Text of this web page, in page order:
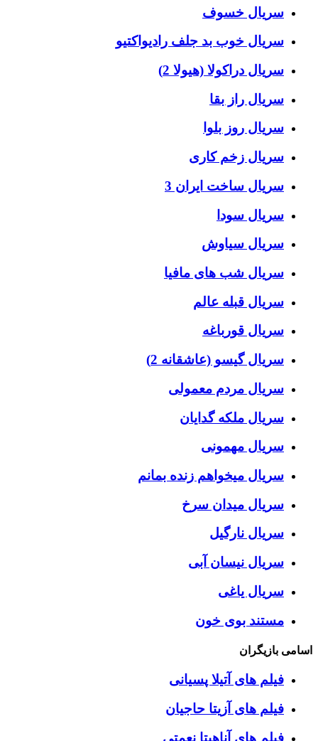
سریال خسوف
سریال خوب بد جلف رادیواکتیو
سریال دراکولا (هیولا 2)
سریال راز بقا
سریال روز بلوا
سریال زخم کاری
سریال ساخت ایران 3
سریال سودا
سریال سیاوش
سریال شب های مافیا
سریال قبله عالم
سریال قورباغه
سریال گیسو (عاشقانه 2)
سریال مردم معمولی
سریال ملکه گدایان
سریال مهمونی
سریال میخواهم زنده بمانم
سریال میدان سرخ
سریال نارگیل
سریال نیسان آبی
سریال یاغی
مستند بوی خون
اسامی بازیگران
فیلم های آتیلا پسیانی
فیلم های آزیتا حاجیان
فیلم های آناهیتا نعمتی